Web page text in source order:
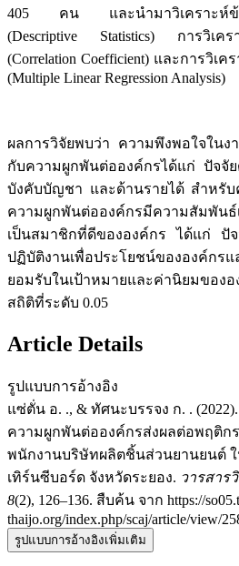
405 คน และนำมาวิเคราะห์ข้อ
(Descriptive Statistics) การวิเค
(Correlation Coefficient) และการวิเ
(Multiple Linear Regression Analysis)
ผลการวิจัยพบว่า ความพึงพอใจใน
กับความผูกพันต่อองค์กรได้แก่ ปัจจั
บังคับบัญชา และด้านรายได้ สำหรับ
ความผูกพันต่อองค์กรมีความสัมพันธ์
เป็นสมาชิกที่ดีขององค์กร ได้แก่ ปัจ
ปฏิบัติงานเพื่อประโยชน์ขององค์กร
ยอมรับในเป้าหมายและค่านิยมของ
สถิติที่ระดับ 0.05
Article Details
รูปแบบการอ้างอิง
แซ่ตั่น อ. ., & ทัศนะบรรจง ก. .
ความผูกพันต่อองค์กรส่งผลต่อพฤติก
พนักงานบริษัทผลิตชิ้นส่วนยานยนต์
เทิร์นซีบอร์ด จังหวัดระยอง. วารสาร
8(2), 126–136. สืบค้น จาก https://
thaijo.org/index.php/scaj/article/view/
รูปแบบการอ้างอิงเพิ่มเติม